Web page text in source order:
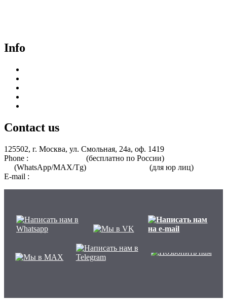
Info
Contact us
125502, г. Москва, ул. Смольная, 24а, оф. 1419
Phone :
(бесплатно по России)
(WhatsApp/MAX/Tg)
(для юр лиц)
E-mail :